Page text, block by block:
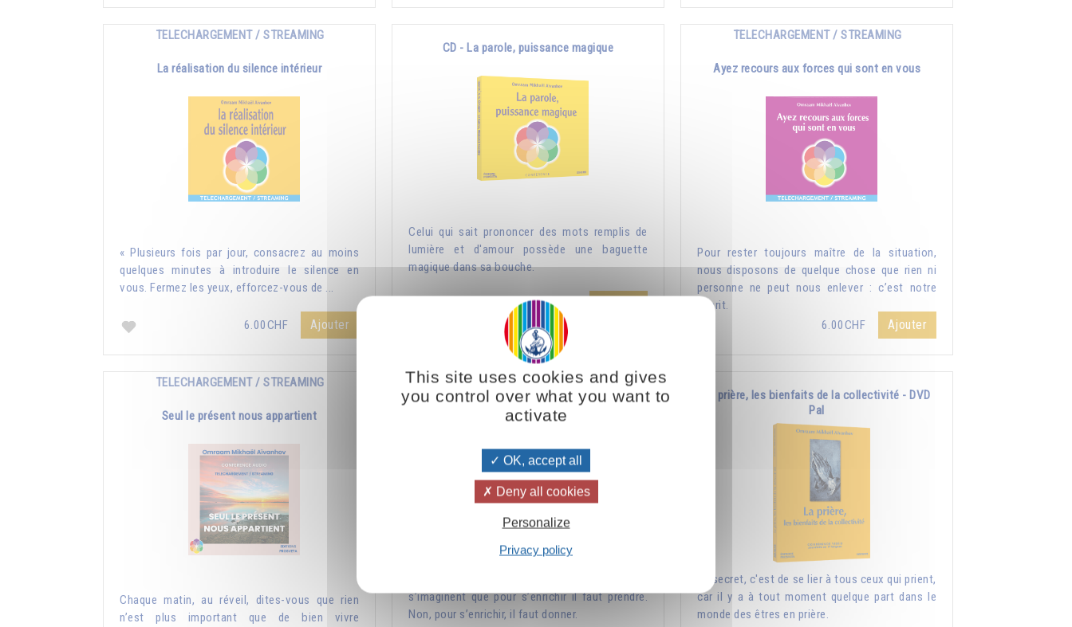
TELECHARGEMENT / STREAMING
La réalisation du silence intérieur
« Plusieurs fois par jour, consacrez au moins
quelques minutes à introduire le silence en
vous. Fermez les yeux, efforcez-vous de ...
6.00CHF Ajouter
CD - La parole, puissance magique
Celui qui sait prononcer des mots remplis de
lumière et d'amour possède une baguette
magique dans sa bouche.
12.00CHF5.00CHF
TELECHARGEMENT / STREAMING
Ayez recours aux forces qui sont en vous
Pour rester toujours maître de la situation,
nous disposons de quelque chose que rien ni
personne ne peut nous enlever : c’est notre
esprit.
6.00CHF
Ajouter
TELECHARGEMENT / STREAMING
Seul le présent nous appartient
Chaque matin, au réveil, dites-vous que rien
n’est plus important que de bien vivre
Vous voulez vous enrichir ? Donnez !
s’imaginent que pour s’enrichir il faut prendre.
Non, pour s’enrichir, il faut donner.
La prière, les bienfaits de la collectivité - DVD
Pal
Le secret, c'est de se lier à tous ceux qui prient,
car il y a à tout moment quelque part dans le
monde des êtres en prière.
This site uses cookies and gives
you control over what you want to
activate
OK, accept all
Deny all cookies
Personalize
Privacy policy